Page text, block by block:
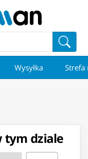
Wysyłka Strefa
tym dziale
Przejdź do strony